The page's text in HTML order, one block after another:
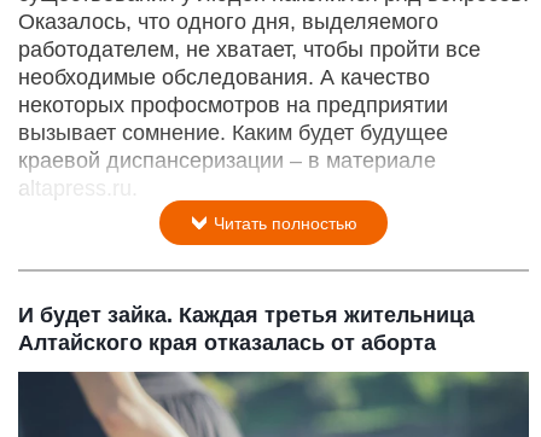
Оказалось, что одного дня, выделяемого
работодателем, не хватает, чтобы пройти все
необходимые обследования. А качество
некоторых профосмотров на предприятии
вызывает сомнение. Каким будет будущее
краевой диспансеризации – в материале
altapress.ru.
Читать полностью
И будет зайка. Каждая третья жительница
Алтайского края отказалась от аборта